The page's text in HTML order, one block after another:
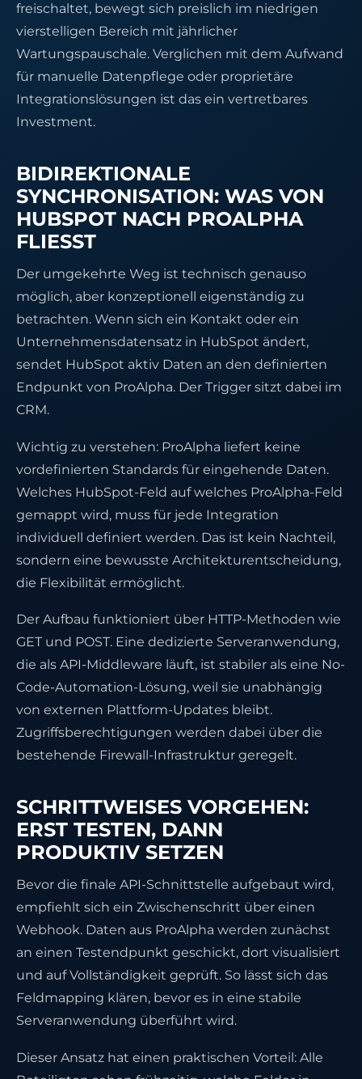
freischaltet, bewegt sich preislich im niedrigen
vierstelligen Bereich mit jährlicher
Wartungspauschale. Verglichen mit dem Aufwand
für manuelle Datenpflege oder proprietäre
Integrationslösungen ist das ein vertretbares
Investment.
BIDIREKTIONALE
SYNCHRONISATION: WAS VON
HUBSPOT NACH PROALPHA
FLIESST
Der umgekehrte Weg ist technisch genauso
möglich, aber konzeptionell eigenständig zu
betrachten. Wenn sich ein Kontakt oder ein
Unternehmensdatensatz in HubSpot ändert,
sendet HubSpot aktiv Daten an den definierten
Endpunkt von ProAlpha. Der Trigger sitzt dabei im
CRM.
Wichtig zu verstehen: ProAlpha liefert keine
vordefinierten Standards für eingehende Daten.
Welches HubSpot-Feld auf welches ProAlpha-Feld
gemappt wird, muss für jede Integration
individuell definiert werden. Das ist kein Nachteil,
sondern eine bewusste Architekturentscheidung,
die Flexibilität ermöglicht.
Der Aufbau funktioniert über HTTP-Methoden wie
GET und POST. Eine dedizierte Serveranwendung,
die als API-Middleware läuft, ist stabiler als eine No-
Code-Automation-Lösung, weil sie unabhängig
von externen Plattform-Updates bleibt.
Zugriffsberechtigungen werden dabei über die
bestehende Firewall-Infrastruktur geregelt.
SCHRITTWEISES VORGEHEN:
ERST TESTEN, DANN
PRODUKTIV SETZEN
Bevor die finale API-Schnittstelle aufgebaut wird,
empfiehlt sich ein Zwischenschritt über einen
Webhook. Daten aus ProAlpha werden zunächst
an einen Testendpunkt geschickt, dort visualisiert
und auf Vollständigkeit geprüft. So lässt sich das
Feldmapping klären, bevor es in eine stabile
Serveranwendung überführt wird.
Dieser Ansatz hat einen praktischen Vorteil: Alle